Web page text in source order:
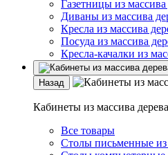
Газетницы из массива
Диваны из массива
Кресла из массива
Посуда из массива
Кресла-качалки из
Назад
Кабинеты из массива дерева
Все товары
Столы письменные из